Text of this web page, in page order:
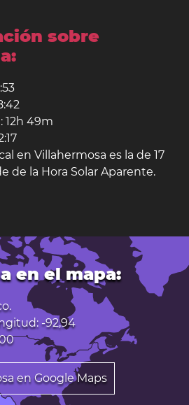
sobre
12h 49m
en Villahermosa es la de 17
de la Hora Solar Aparente.
en el mapa:
-92,94
en Google Maps